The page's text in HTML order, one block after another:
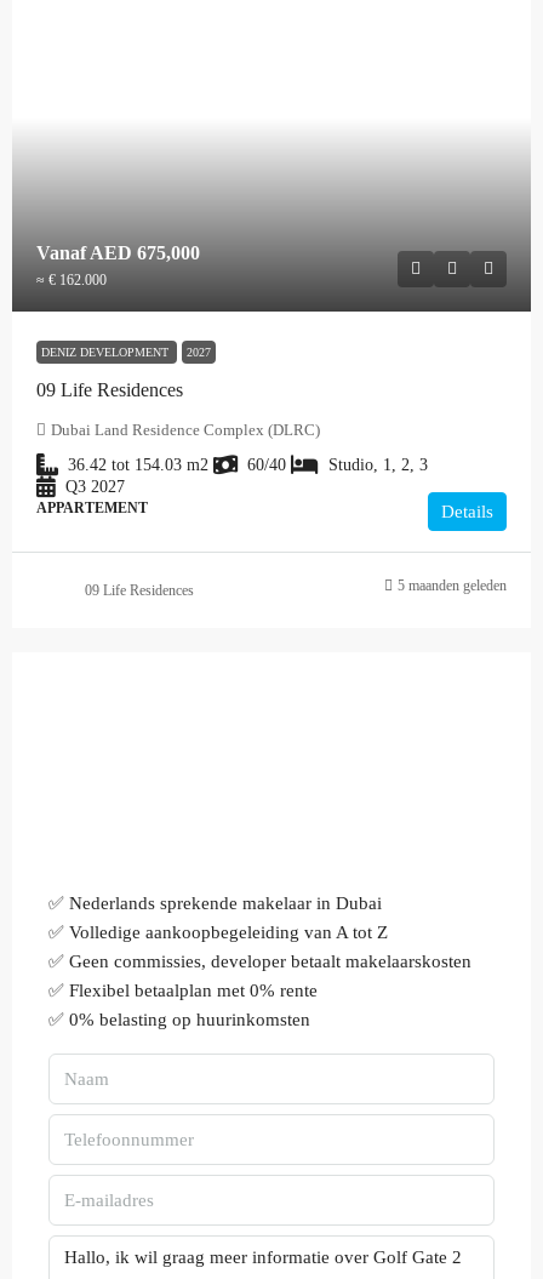
VanafAED 675,000
≈ € 162.000
DENIZ DEVELOPMENT 2027
09 Life Residences
Dubai Land Residence Complex (DLRC)
36.42 tot 154.03 m2 60/40
Studio, 1, 2, 3
Q3 2027
APPARTEMENT Details
09 Life Residences 5 maanden geleden
✅ Nederlands sprekende makelaar in Dubai
✅ Volledige aankoopbegeleiding van A tot Z
✅ Geen commissies, developer betaalt makelaarskosten
✅ Flexibel betaalplan met 0% rente
✅ 0% belasting op huurinkomsten